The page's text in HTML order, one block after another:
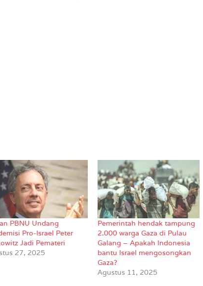
PBNU Undang
Pro-Israel Peter
Jadi Pemateri
27, 2025
Pemerintah hendak tampung
2.000 warga Gaza di Pulau
Galang – Apakah Indonesia
bantu Israel mengosongkan
Gaza?
Agustus 11, 2025